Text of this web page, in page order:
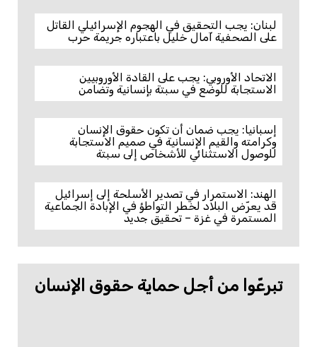
لبنان: يجب التحقيق في الهجوم الإسرائيلي القاتل
على الصحفية آمال خليل باعتباره جريمة حرب
الاتحاد الأوروبي: يجب على القادة الأوروبيين
الاستجابة للوضع في سبتة بإنسانية وتضامن
إسبانيا: يجب ضمان أن تكون حقوق الإنسان
وكرامته والقيم الإنسانية في صميم الاستجابة
للوصول الاستثنائي للأشخاص إلى سبتة
الهند: الاستمرار في تصدير الأسلحة إلى إسرائيل
قد يعرّض البلاد لخطر التواطؤ في الإبادة الجماعية
المستمرة في غزة – تحقيق جديد
تبرعّوا من أجل حماية حقوق الإنسان